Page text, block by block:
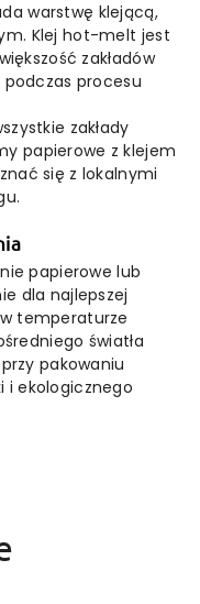
warstwę klejącą,
Klej hot-melt jest
zakładów
procesu
zakłady
papierowe z klejem
się z lokalnymi
papierowe lub
dla najlepszej
temperaturze
światła
pakowaniu
ekologicznego